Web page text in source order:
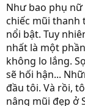
Như bao phụ
chiếc mũi thanh
nổi bật. Tuy
nhất là một
không lo lắng.
sẽ hối hận...
đầu tôi. Và rồi,
nâng mũi đẹp ở